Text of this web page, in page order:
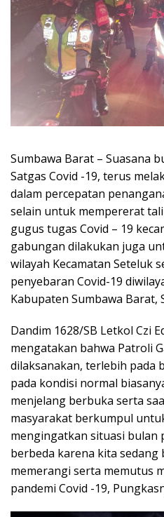
Sumbawa Barat – Suasana
Satgas Covid -19, terus
dalam percepatan
selain untuk mempererat
gugus tugas Covid – 19
gabungan dilakukan juga
wilayah Kecamatan Seteluk
penyebaran Covid-19
Kabupaten Sumbawa Barat,
Dandim 1628/SB Letkol Czi
mengatakan bahwa Patroli
dilaksanakan, terlebih pada
pada kondisi normal
menjelang berbuka serta
masyarakat berkumpul
mengingatkan situasi bulan
berbeda karena kita sedang
memerangi serta memutus
pandemi Covid -19,